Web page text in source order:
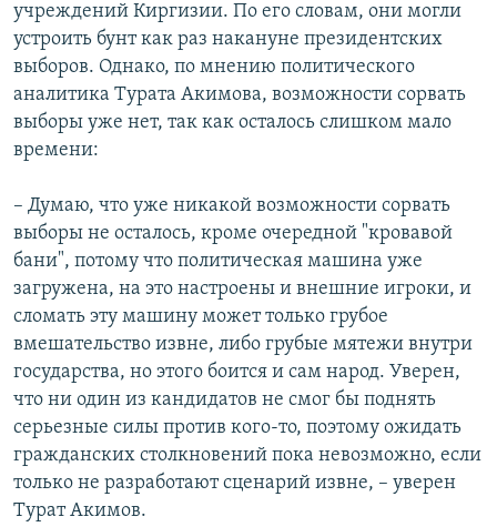
учреждений Киргизии. По его словам, они могли
устроить бунт как раз накануне президентских
выборов. Однако, по мнению политического
аналитика Турата Акимова, возможности сорвать
выборы уже нет, так как осталось слишком мало
времени:
– Думаю, что уже никакой возможности сорвать
выборы не осталось, кроме очередной "кровавой
бани", потому что политическая машина уже
загружена, на это настроены и внешние игроки, и
сломать эту машину может только грубое
вмешательство извне, либо грубые мятежи внутри
государства, но этого боится и сам народ. Уверен,
что ни один из кандидатов не смог бы поднять
серьезные силы против кого-то, поэтому ожидать
гражданских столкновений пока невозможно, если
только не разработают сценарий извне, – уверен
Турат Акимов.